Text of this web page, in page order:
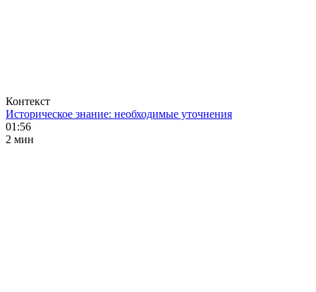
Контекст
Историческое знание: необходимые уточнения
01:56
2 мин